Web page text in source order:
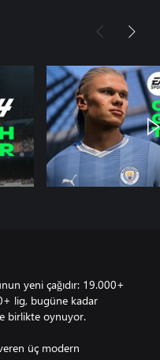
yeni çağıdır: 19.000+
lig, bugüne kadar
birlikte oynuyor.
üç modern